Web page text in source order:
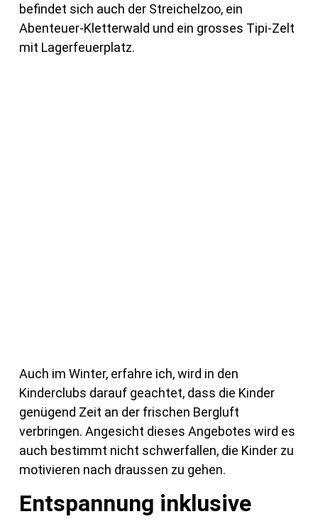
befindet sich auch der Streichelzoo, ein
Abenteuer-Kletterwald und ein grosses Tipi-Zelt
mit Lagerfeuerplatz.
Auch im Winter, erfahre ich, wird in den
Kinderclubs darauf geachtet, dass die Kinder
genügend Zeit an der frischen Bergluft
verbringen. Angesicht dieses Angebotes wird es
auch bestimmt nicht schwerfallen, die Kinder zu
motivieren nach draussen zu gehen.
Entspannung inklusive